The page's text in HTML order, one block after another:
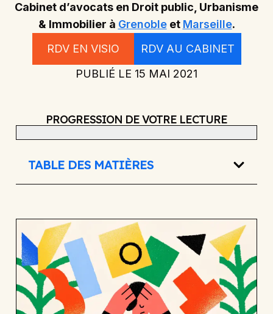
Cabinet d’avocats en Droit public, Urbanisme
& Immobilier à Grenobleet Marseille.
RDV EN VISIO
RDV AU CABINET
PUBLIÉ LE 15 MAI 2021
PROGRESSION DE VOTRE LECTURE
TABLE DES MATIÈRES